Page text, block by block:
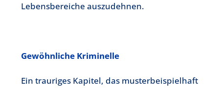
Lebensbereiche auszudehnen.
Gewöhnliche Kriminelle
Ein trauriges Kapitel, das musterbeispielhaft